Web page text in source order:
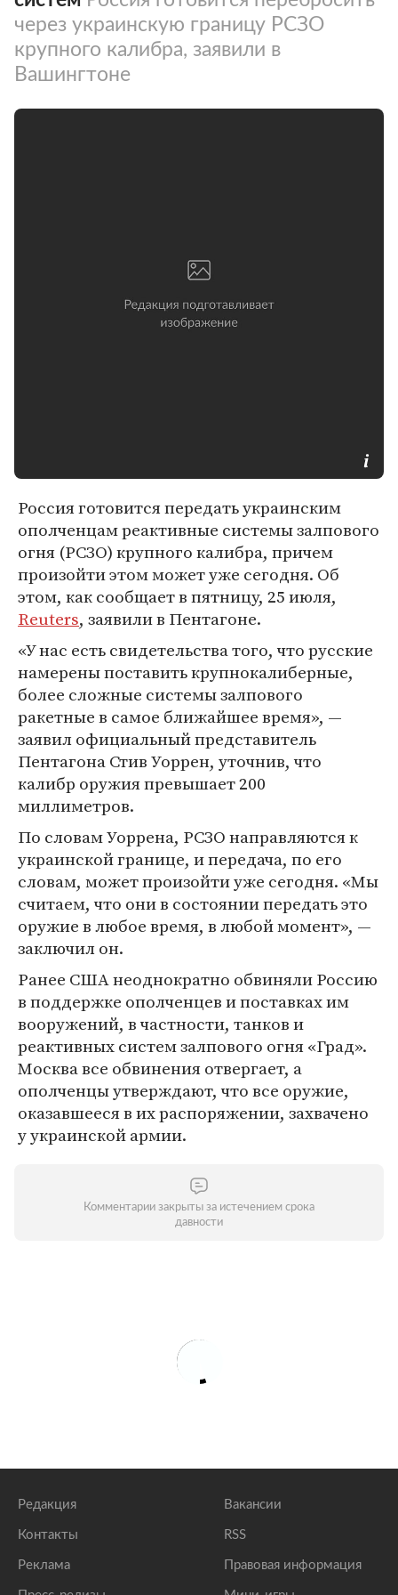
через украинскую границу РСЗО
крупного калибра, заявили в
Вашингтоне
Россия готовится передать украинским
ополченцам реактивные системы залпового
огня (РСЗО) крупного калибра, причем
произойти этом может уже сегодня. Об
этом, как сообщает в пятницу, 25 июля,
Reuters, заявили в Пентагоне.
«У нас есть свидетельства того, что русские
намерены поставить крупнокалиберные,
более сложные системы залпового
ракетные в самое ближайшее время», —
заявил официальный представитель
Пентагона Стив Уоррен, уточнив, что
калибр оружия превышает 200
миллиметров.
По словам Уоррена, РСЗО направляются к
украинской границе, и передача, по его
словам, может произойти уже сегодня. «Мы
считаем, что они в состоянии передать это
оружие в любое время, в любой момент», —
заключил он.
Ранее США неоднократно обвиняли Россию
в поддержке ополченцев и поставках им
вооружений, в частности, танков и
реактивных систем залпового огня «Град».
Москва все обвинения отвергает, а
ополченцы утверждают, что все оружие,
оказавшееся в их распоряжении, захвачено
у украинской армии.
Комментарии закрыты за истечением срока
давности
Редакция
Контакты
Реклама
Вакансии
RSS
Правовая информация